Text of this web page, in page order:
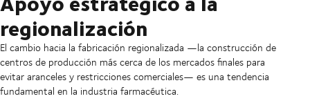
regionalización
El cambio hacia la fabricación regionalizada —la construcción de
centros de producción más cerca de los mercados finales para
evitar aranceles y restricciones comerciales— es una tendencia
fundamental en la industria farmacéutica.